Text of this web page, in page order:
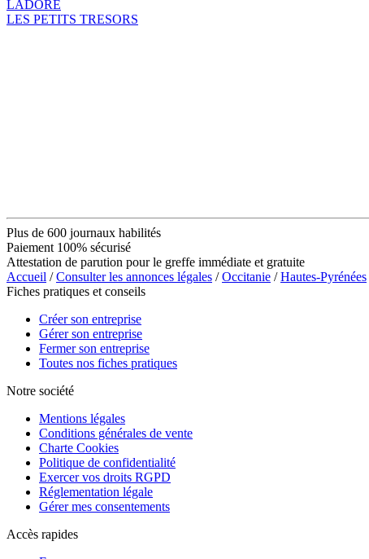
LADORE
LES PETITS TRESORS
Plus de 600 journaux habilités
Paiement 100% sécurisé
Attestation de parution pour le greffe immédiate et gratuite
Accueil /Consulter les annonces légales /Occitanie /Hautes-Pyrénées
Fiches pratiques et conseils
Créer son entreprise
Gérer son entreprise
Fermer son entreprise
Toutes nos fiches pratiques
Notre société
Mentions légales
Conditions générales de vente
Charte Cookies
Politique de confidentialité
Exercer vos droits RGPD
Réglementation légale
Gérer mes consentements
Accès rapides